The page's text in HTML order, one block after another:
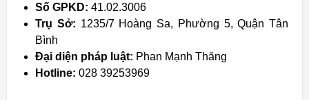
Số GPKD: 41.02.3006
Trụ Sở: 1235/7 Hoàng Sa, Phường 5, Quận Tân
Bình
Đại diện pháp luật: Phan Mạnh Thăng
Hotline: 028 39253969